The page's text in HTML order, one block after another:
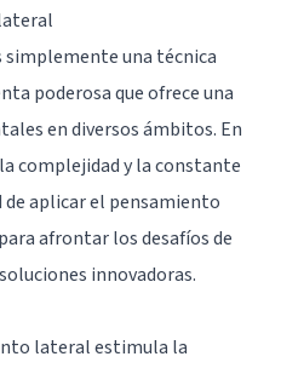
una técnica
poderosa que ofrece una
en diversos ámbitos. En
complejidad y la constante
aplicar el pensamiento
afrontar los desafíos de
innovadoras.
lateral estimula la